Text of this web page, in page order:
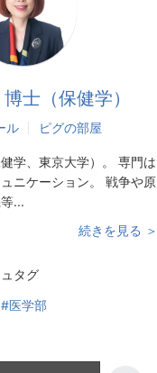
士（保健学）
ル ピグの部屋
学、東京大学）。 専門は
ニケーション。 戦争や原
...
続きを見る ＞
タグ
#医学部